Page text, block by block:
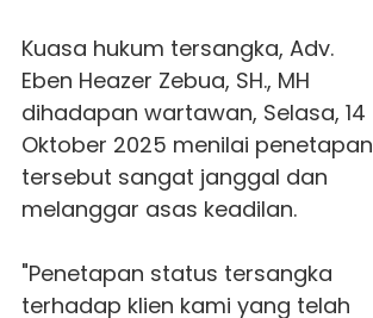
Kuasa hukum tersangka, Adv.
Eben Heazer Zebua, SH., MH
dihadapan wartawan, Selasa, 14
Oktober 2025 menilai penetapan
tersebut sangat janggal dan
melanggar asas keadilan.
"Penetapan status tersangka
terhadap klien kami yang telah